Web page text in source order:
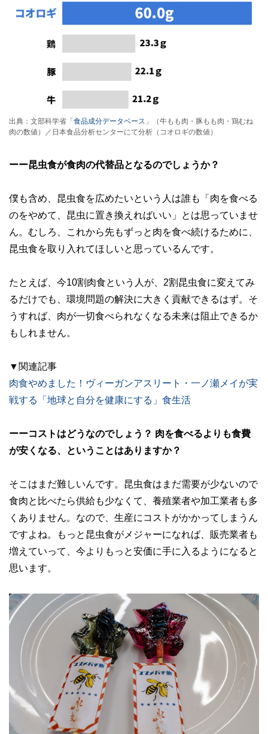
出典：文部科学省「食品成分データベース 」（牛もも肉・豚もも肉・鶏むね
肉の数値）／日本食品分析センターにて分析（コオロギの数値）
ーー昆虫食が食肉の代替品となるのでしょうか？
僕も含め、昆虫食を広めたいという人は誰も「肉を食べる
のをやめて、昆虫に置き換えればいい」とは思っていませ
ん。むしろ、これから先もずっと肉を食べ続けるために、
昆虫食を取り入れてほしいと思っているんです。
たとえば、今10割肉食という人が、2割昆虫食に変えてみ
るだけでも、環境問題の解決に大きく貢献できるはず。そ
うすれば、肉が一切食べられなくなる未来は阻止できるか
もしれません。
▼関連記事
肉食やめました！ヴィーガンアスリート・一ノ瀬メイが実
戦する「地球と自分を健康にする」食生活
ーーコストはどうなのでしょう？ 肉を食べるよりも食費
が安くなる、ということはありますか？
そこはまだ難しいんです。昆虫食はまだ需要が少ないので
食肉と比べたら供給も少なくて、養殖業者や加工業者も多
くありません。なので、生産にコストがかかってしまうん
ですよね。もっと昆虫食がメジャーになれば、販売業者も
増えていって、今よりもっと安価に手に入るようになると
思います。